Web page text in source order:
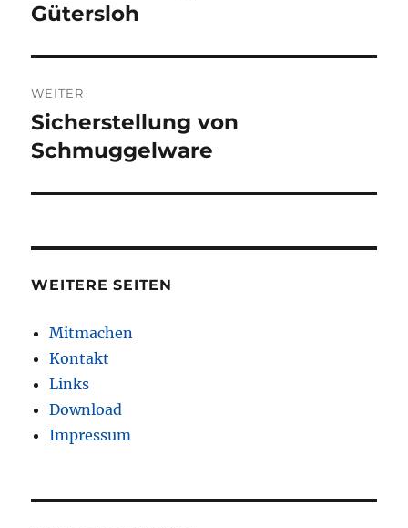
Beitrag:
Gütersloh
WEITER
Nächster
Beitrag:
Sicherstellung von
Schmuggelware
WEITERE SEITEN
Mitmachen
Kontakt
Links
Download
Impressum